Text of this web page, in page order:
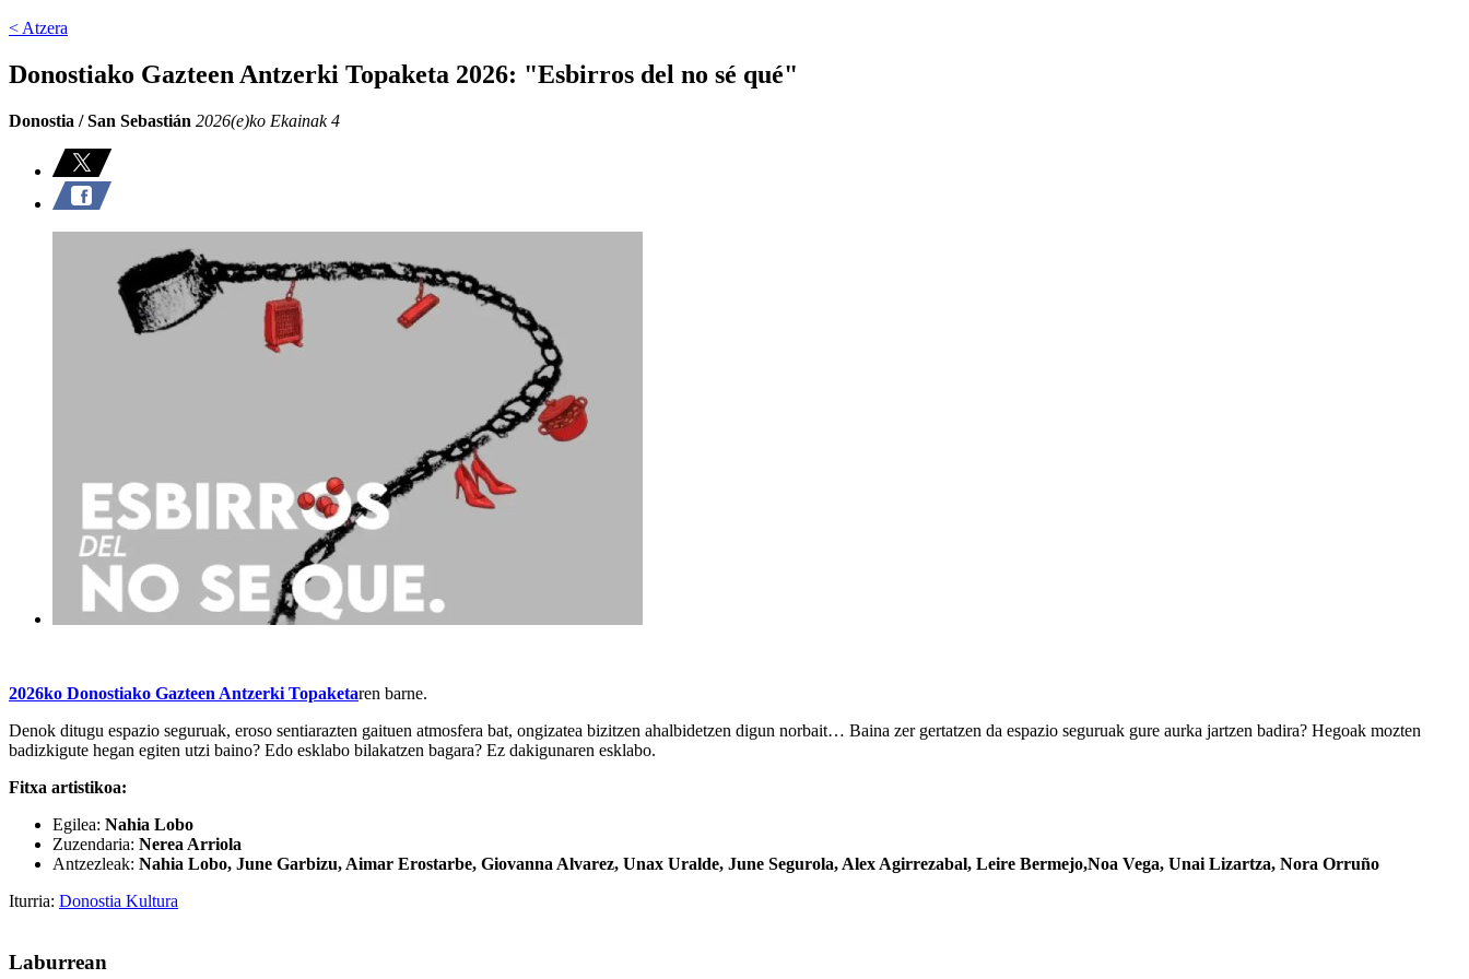
< Atzera
Donostiako Gazteen Antzerki Topaketa 2026: "Esbirros del no sé qué"
Donostia / San Sebastián 2026(e)ko Ekainak 4
2026ko Donostiako Gazteen Antzerki Topaketaren barne.
Denok ditugu espazio seguruak, eroso sentiarazten gaituen atmosfera bat, ongizatea bizitzen ahalbidetzen digun norbait… Baina zer gertatzen da espazio seguruak gure aurka jartzen badira? Hegoak mozten
badizkigute hegan egiten utzi baino? Edo esklabo bilakatzen bagara? Ez dakigunaren esklabo.
Fitxa artistikoa:
Egilea: Nahia Lobo
Zuzendaria: Nerea Arriola
Antzezleak: Nahia Lobo, June Garbizu, Aimar Erostarbe, Giovanna Alvarez, Unax Uralde, June Segurola, Alex Agirrezabal, Leire Bermejo,Noa Vega, Unai Lizartza, Nora Orruño
Iturria: Donostia Kultura
Laburrean